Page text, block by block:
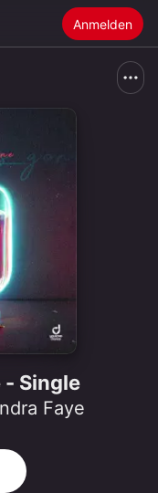
Anmelden
- Single
Faye